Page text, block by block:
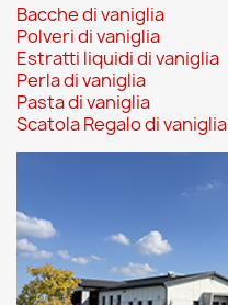
Bacche di vaniglia
Polveri di vaniglia
Estratti liquidi di vaniglia
Perla di vaniglia
Pasta di vaniglia
Scatola Regalo di vaniglia